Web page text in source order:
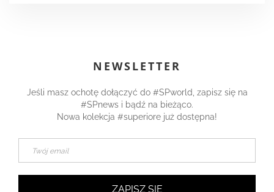
NEWSLETTER
Jeśli masz ochotę dołączyć do #SPworld, zapisz się na
#SPnews i bądź na bieżąco.
Nowa kolekcja #superiore już dostępna!
ZAPISZ SIĘ